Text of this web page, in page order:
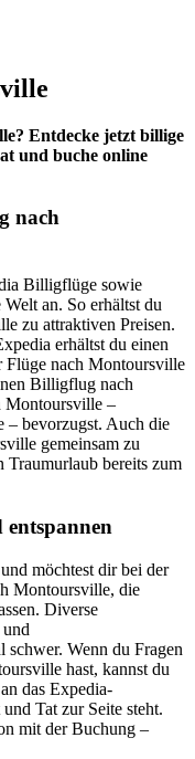
Entdecke jetzt billige
und buche online
nach
Billigflüge sowie
an. So erhältst du
zu attraktiven Preisen.
erhältst du einen
Flüge nach Montoursville
Billigflug nach
Montoursville –
– bevorzugst. Auch die
gemeinsam zu
Traumurlaub bereits zum
möchtest dir bei der
Montoursville, die
Diverse
schwer. Wenn du Fragen
hast, kannst du
das Expedia-
Tat zur Seite steht.
mit der Buchung –